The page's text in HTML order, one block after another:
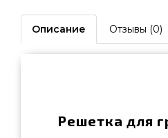
Описание Отзывы (0)
Решетка для